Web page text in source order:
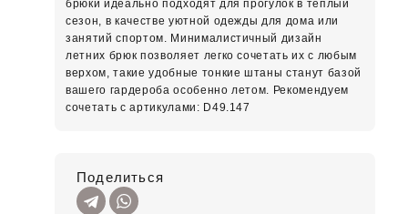
брюки идеально подходят для прогулок в теплый
сезон, в качестве уютной одежды для дома или
занятий спортом. Минималистичный дизайн
летних брюк позволяет легко сочетать их с любым
верхом, такие удобные тонкие штаны станут базой
вашего гардероба особенно летом. Рекомендуем
сочетать с артикулами: D49.147
Поделиться